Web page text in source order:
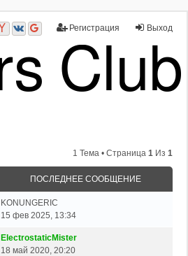
Выход
Регистрация
1 Тема • Страница 1 Из 1
ПОСЛЕДНЕЕ СООБЩЕНИЕ
KONUNGERIC
15 фев 2025, 13:34
ElectrostaticMister
18 май 2020, 20:20